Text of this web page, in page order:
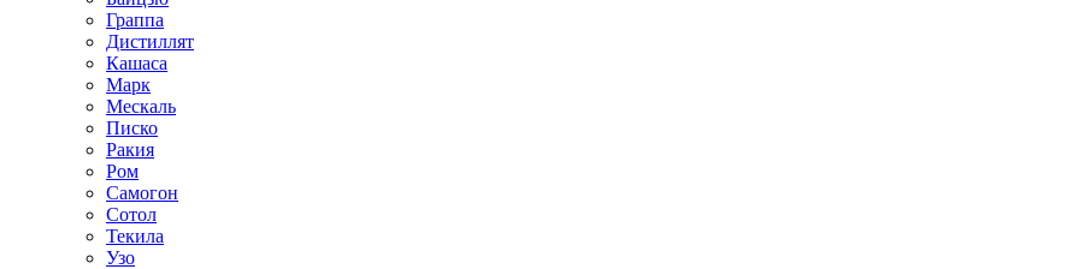
Граппа
Дистиллят
Кашаса
Марк
Мескаль
Писко
Ракия
Ром
Самогон
Сотол
Текила
Узо